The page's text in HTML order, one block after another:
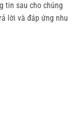
tin sau cho chúng
lời và đáp ứng nhu